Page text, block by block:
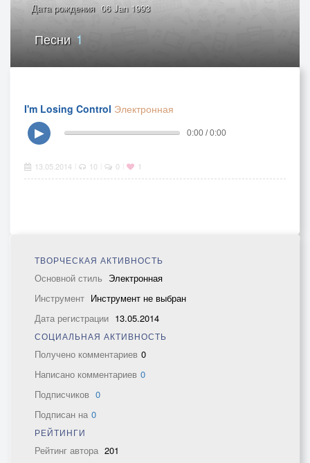
Дата рождения 06 Jan 1993
Песни 1
I'm Losing Control Электронная
▶
0:00 / 0:00
13.05.2014 10 0 1
ТВОРЧЕСКАЯ АКТИВНОСТЬ
Основной стиль Электронная
Инструмент Инструмент не выбран
Дата регистрации 13.05.2014
СОЦИАЛЬНАЯ АКТИВНОСТЬ
Получено комментариев 0
Написано комментариев 0
Подписчиков 0
Подписан на 0
РЕЙТИНГИ
Рейтинг автора 201